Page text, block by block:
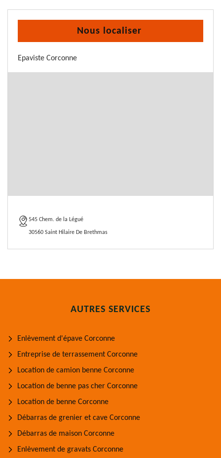
Nous localiser
Epaviste Corconne
545 Chem. de la Légué
30560 Saint Hilaire De Brethmas
AUTRES SERVICES
Enlèvement d'épave Corconne
Entreprise de terrassement Corconne
Location de camion benne Corconne
Location de benne pas cher Corconne
Location de benne Corconne
Débarras de grenier et cave Corconne
Débarras de maison Corconne
Enlèvement de gravats Corconne